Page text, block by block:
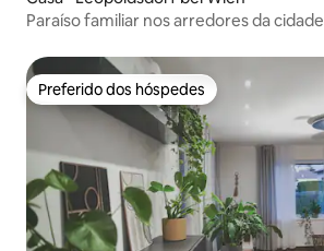
Paraíso familiar nos arredores da cidade
Preferido dos hóspedes
Preferido dos hóspedes